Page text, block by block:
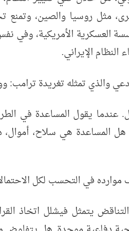
مثل روسيا والصين،
العسكرية الأمريكية، وفي
الإيراني.
والذي تمثله تغريدة
عندما يقول المساعدة في
هل المساعدة هي سلاح،
في التحسب لكل
يتمثل في​شلل اتخاذ